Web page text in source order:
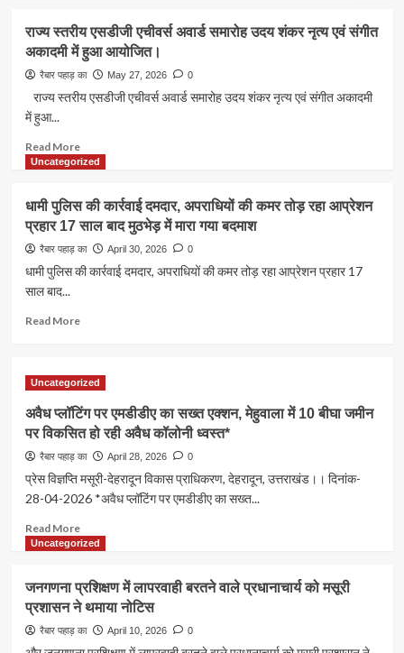
प्राथमिकताएं
नया
इतिहास
–
देवभूमि
के
देवतत्व
हम
है
राज्य स्तरीय एसडीजी एचीवर्स अवार्ड समारोह उदय शंकर नृत्य एवं संगीत
अकादमी में हुआ आयोजित।
रैबार पहाड़ का May 27, 2026 0
राज्य स्तरीय एसडीजी एचीवर्स अवार्ड समारोह उदय शंकर नृत्य एवं संगीत अकादमी
में हुआ...
Read MoreRead
more
राज्य
स्तरीय
एसडीजी
एचीवर्स
अवार्ड
समारोह
अकादमी
हुआ
आयोजित।
Uncategorized
धामी पुलिस की कार्रवाई दमदार, अपराधियों की कमर तोड़ रहा आप्रेशन
प्रहार 17 साल बाद मुठभेड़ में मारा गया बदमाश
रैबार पहाड़ का April 30, 2026 0
धामी पुलिस की कार्रवाई दमदार, अपराधियों की कमर तोड़ रहा आप्रेशन प्रहार 17
साल बाद...
Read MoreRead
पुलिस
की
कार्रवाई
दमदार,
अपराधियों
कमर
तोड़
आप्रेशन
साल
बाद
मुठभेड़
Uncategorized
अवैध प्लॉटिंग पर एमडीडीए का सख्त एक्शन, मेहुवाला में 10 बीघा जमीन
पर विकसित हो रही अवैध कॉलोनी ध्वस्त*
रैबार पहाड़ का April 28, 2026 0
प्रेस विज्ञप्ति मसूरी-देहरादून विकास प्राधिकरण, देहरादून, उत्तराखंड।। दिनांक-
28-04-2026 *अवैध प्लॉटिंग पर एमडीडीए का सख्त...
Read MoreRead
more
अवैध
प्लॉटिंग
पर
एमडीडीए
Uncategorized
जनगणना प्रशिक्षण में लापरवाही बरतने वाले प्रधानाचार्य को मसूरी
प्रशासन ने थमाया नोटिस
रैबार पहाड़ का April 10, 2026 0